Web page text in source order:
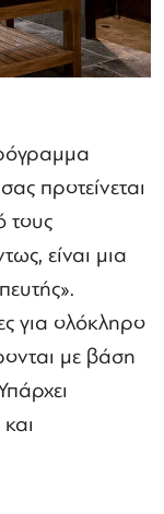
προτείνεται
τους
είναι μια
για ολόκληρο
με βάση